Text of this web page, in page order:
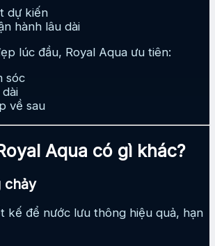
dự kiến
hành lâu dài
lúc đầu, Royal Aqua ưu tiên:
sóc
về sau
Aqua có gì khác?
chảy
kế để nước lưu thông hiệu quả, hạn